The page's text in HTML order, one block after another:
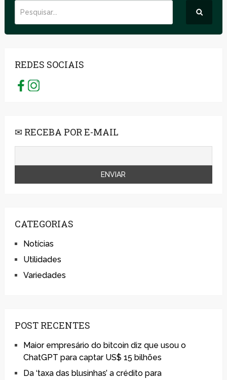
REDES SOCIAIS
✉ RECEBA POR E-MAIL
CATEGORIAS
Notícias
Utilidades
Variedades
POST RECENTES
Maior empresário do bitcoin diz que usou o
ChatGPT para captar US$ 15 bilhões
Da ‘taxa das blusinhas’ a crédito para